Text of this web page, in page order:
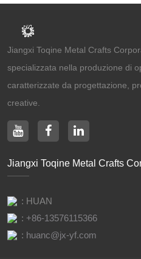
Jiangxi Toqine Metal Crafts
: HUAN
: +86-13576115366
: huanc@jx-yf.com
Jiangxi Toqine Metal Crafts
specializzata nella produzione di
caratterizzate da progettazione,
creative.